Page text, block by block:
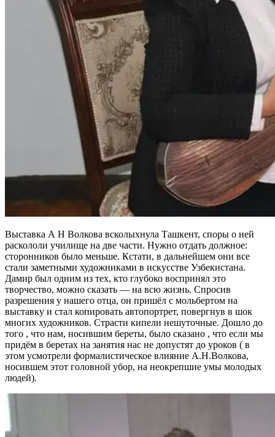
Выставка А Н Волкова всколыхнула Ташкент, споры о ней
раскололи училище на две части. Нужно отдать должное:
сторонников было меньше. Кстати, в дальнейшем они все
стали заметными художниками в искусстве Узбекистана.
Дамир был одним из тех, кто глубоко воспринял это
творчество, можно сказать — на всю жизнь. Спросив
разрешения у нашего отца, он пришёл с мольбертом на
выставку и стал копировать автопортрет, повергнув в шок
многих художников. Страсти кипели нешуточные. Дошло до
того , что нам, носившим береты, было сказано , что если мы
придём в беретах на занятия нас не допустят до уроков ( в
этом усмотрели формалистическое влияние А.Н.Волкова,
носившем этот головной убор, на неокрепшие умы молодых
людей).